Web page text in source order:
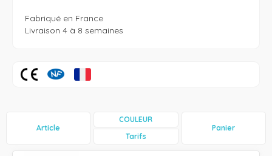
Fabriqué en France
Livraison 4 à 8 semaines
Article
COULEUR
Tarifs
Panier